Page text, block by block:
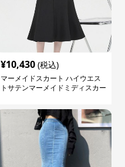
¥10,430 (税込)
マーメイドスカート ハイウエス
トサテンマーメイドミディスカー